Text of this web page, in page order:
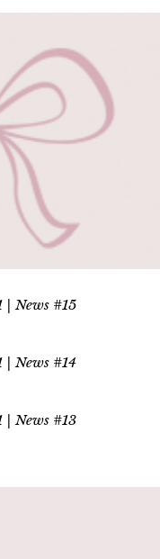
| News #15
| News #14
| News #13